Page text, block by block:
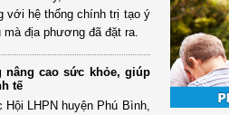
với hệ thống chính trị tạo ý
địa phương đã đặt ra.
nâng cao sức khỏe, giúp
tế
LHPN huyện Phú Bình,